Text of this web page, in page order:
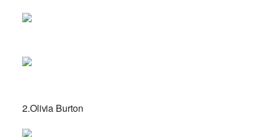
2.Olivia Burton